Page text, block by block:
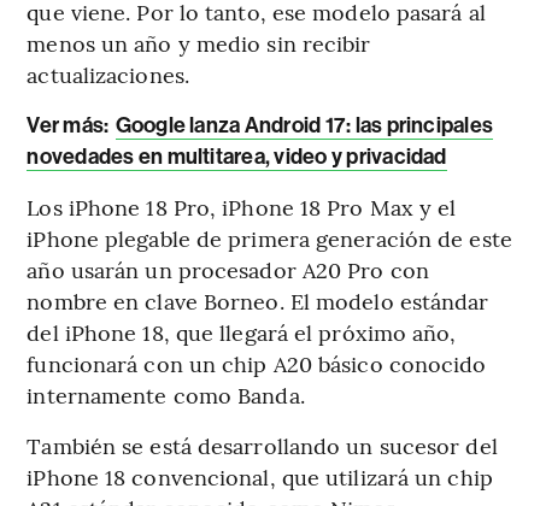
que viene. Por lo tanto, ese modelo pasará al
menos un año y medio sin recibir
actualizaciones.
Ver más: Google lanza Android 17: las principales
novedades en multitarea, video y privacidad
Los iPhone 18 Pro, iPhone 18 Pro Max y el
iPhone plegable de primera generación de este
año usarán un procesador A20 Pro con
nombre en clave Borneo. El modelo estándar
del iPhone 18, que llegará el próximo año,
funcionará con un chip A20 básico conocido
internamente como Banda.
También se está desarrollando un sucesor del
iPhone 18 convencional, que utilizará un chip